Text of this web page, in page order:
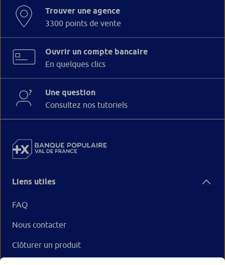
Trouver une agence
3300 points de vente
Ouvrir un compte bancaire
En quelques clics
Une question
Consultez nos tutoriels
Liens utiles
FAQ
Nous contacter
Clôturer un produit